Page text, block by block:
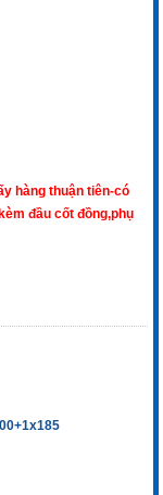
hàng thuận tiên-có
đầu cốt đồng,phụ